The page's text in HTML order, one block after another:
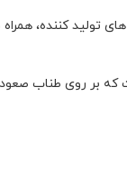
کننده،
بر روی طناب صعود